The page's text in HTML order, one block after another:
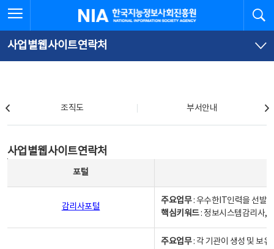
문
로
가
체
뉴
바
가
한국지능정보사회진흥원
사업별웹사이트연락처
조직도 부서안내
사업별웹사이트연락처
포털
감리사포털
주요업무: 우수한IT인력을 선발
핵심키워드: 정보시스템감리사,
주요업무: 각 기관이 생성 및 보